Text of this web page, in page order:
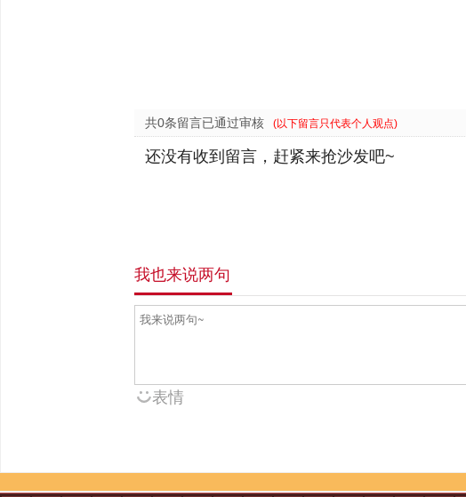
共0条留言已通过审核 (以下留言只代表个人观点)
还没有收到留言，赶紧来抢沙发吧~
我也来说两句
表情